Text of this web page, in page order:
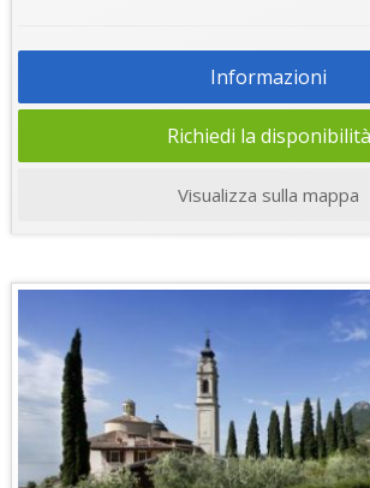
Informazioni
Richiedi la disponibilità
Visualizza sulla mappa